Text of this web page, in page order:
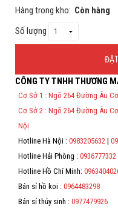
Hàng trong kho: Còn hàng
Số lượng
Thông Tin Đặt Hàng
Theo Nghị định 123/2020/
thực hiện lập Hóa Đơn Điện
người mua bắt buộc phải thế
CÔNG TY TNHH THƯƠNG
Cơ Sở 1 : Ngõ 264 Đường Âu
Cơ Sở 2 : Ngõ 264 Đường Âu
Nội
Hotline Hà Nội : 0983205632|
Hotline Hải Phòng : 0936777332
Hotline Hồ Chí Minh:
Bán sỉ hồ koi : 0964483298
Bán sỉ thủy sinh : 0977479926